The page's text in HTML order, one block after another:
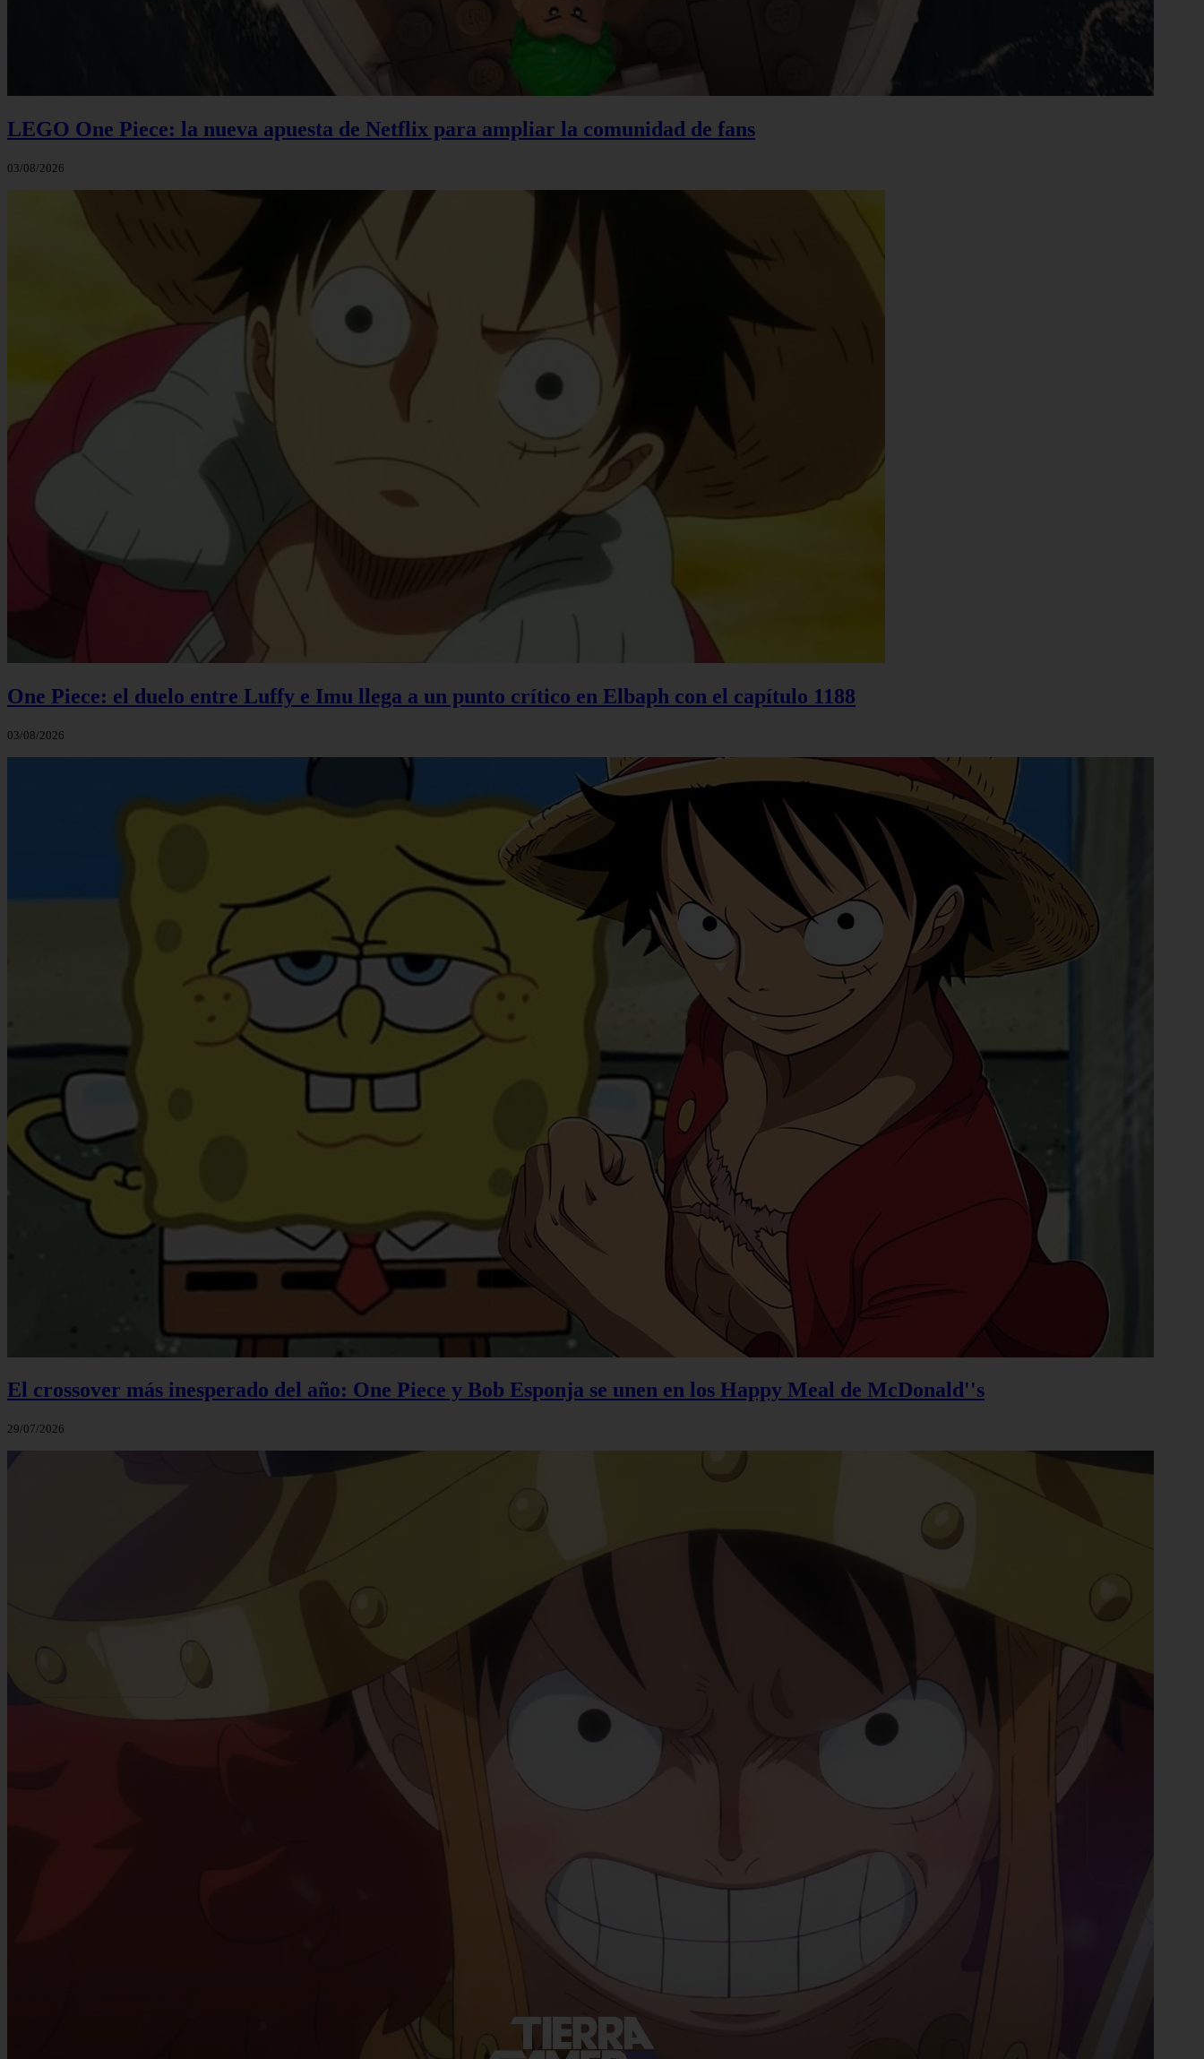
LEGO One Piece: la nueva apuesta de Netflix para ampliar la comunidad de fans
03/08/2026
One Piece: el duelo entre Luffy e Imu llega a un punto crítico en Elbaph con el capítulo 1188
03/08/2026
El crossover más inesperado del año: One Piece y Bob Esponja se unen en los Happy Meal de McDonald''s
29/07/2026